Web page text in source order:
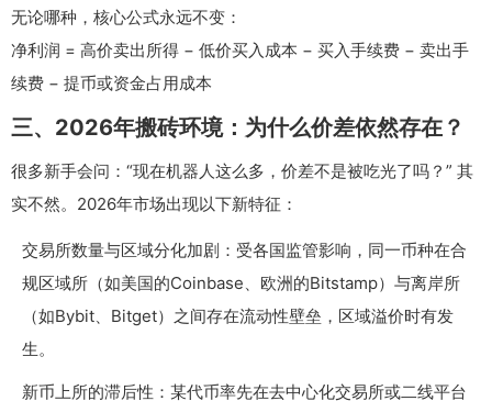
无论哪种，核心公式永远不变：
净利润 = 高价卖出所得 − 低价买入成本 − 买入手续费 − 卖出手
续费 − 提币或资金占用成本
三、2026年搬砖环境：为什么价差依然存在？
很多新手会问：“现在机器人这么多，价差不是被吃光了吗？” 其
实不然。2026年市场出现以下新特征：
交易所数量与区域分化加剧：受各国监管影响，同一币种在合
规区域所（如美国的Coinbase、欧洲的Bitstamp）与离岸所
（如Bybit、Bitget）之间存在流动性壁垒，区域溢价时有发
生。
新币上所的滞后性：某代币率先在去中心化交易所或二线平台